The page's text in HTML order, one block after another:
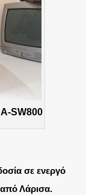
SW800
σε ενεργό
Λάρισα.